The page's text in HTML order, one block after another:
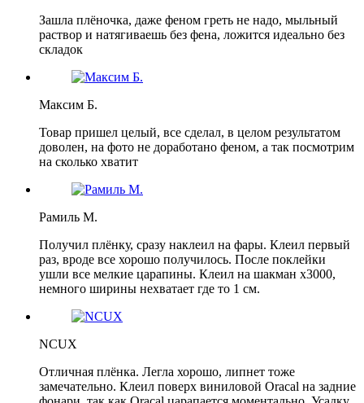
Зашла плёночка, даже феном греть не надо, мыльный
раствор и натягиваешь без фена, ложится идеально без
складок
Максим Б.
Товар пришел целый, все сделал, в целом результатом
доволен, на фото не доработано феном, а так посмотрим
на сколько хватит
Рамиль М.
Получил плёнку, сразу наклеил на фары. Клеил первый
раз, вроде все хорошо получилось. После поклейки
ушли все мелкие царапины. Клеил на шакман х3000,
немного ширины нехватает где то 1 см.
NCUX
Отличная плёнка. Легла хорошо, липнет тоже
замечательно. Клеил поверх виниловой Oracal на задние